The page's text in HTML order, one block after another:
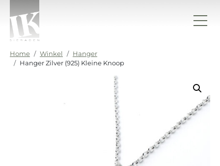
IK sieraden
Home Winkel
Hanger
Hanger Zilver (925) Kleine Knoop